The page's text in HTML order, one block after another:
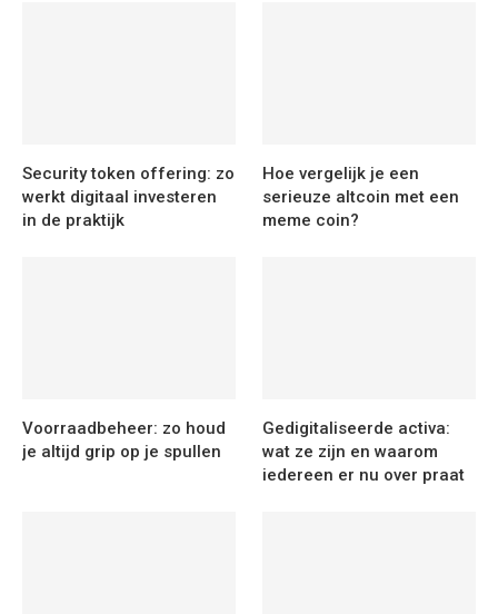
Security token offering: zo
werkt digitaal investeren
in de praktijk
Hoe vergelijk je een
serieuze altcoin met een
meme coin?
Voorraadbeheer: zo houd
je altijd grip op je spullen
Gedigitaliseerde activa:
wat ze zijn en waarom
iedereen er nu over praat